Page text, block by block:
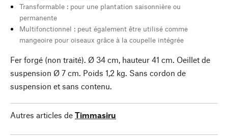
Transformable : pour une plantation saisonnière ou
permanente
Multifonctionnel : peut également être utilisé comme
mangeoire pour oiseaux grâce à la coupelle intégrée
Fer forgé (non traité). Ø 34 cm, hauteur 41 cm. Oeillet de
suspension Ø 7 cm. Poids 1,2 kg. Sans cordon de
suspension et sans contenu.
Autres articles de Timmasiru